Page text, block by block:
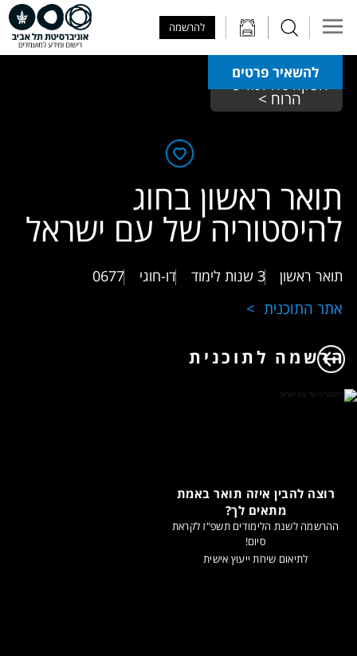
להרשמה
להשאיר פרטים
הפקולטה למדעי
הרוח >
תואר ראשון בחוג
להיסטוריה של עם ישראל
תואר ראשון 3 שנות לימוד דו-חוגי 0677
אתר התוכנית
הרשמה לתוכנית
רוצה להבין איזה תואר באמת
מתאים לך?
ההרשמה לשנת הלימודים תשפ"ז לקראת
סיום!
לתיאום שיחת ייעוץ אישית